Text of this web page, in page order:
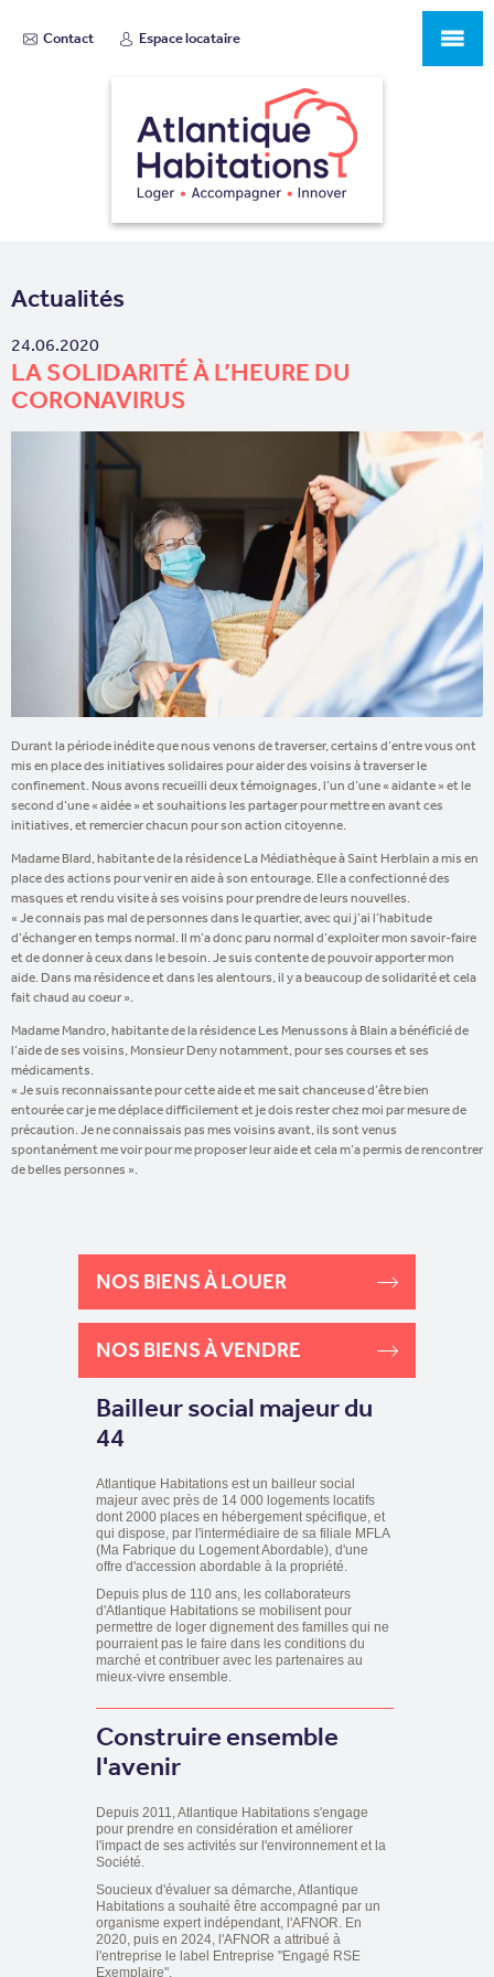
Contact Espace locataire
Actualités
24.06.2020
LA SOLIDARITÉ À L’HEURE DU
CORONAVIRUS
Durant la période inédite que nous venons de traverser, certains d’entre vous ont
mis en place des initiatives solidaires pour aider des voisins à traverser le
confinement. Nous avons recueilli deux témoignages, l’un d’une « aidante » et le
second d’une « aidée » et souhaitions les partager pour mettre en avant ces
initiatives, et remercier chacun pour son action citoyenne.
Madame Blard, habitante de la résidence La Médiathèque à Saint Herblain a mis en
place des actions pour venir en aide à son entourage. Elle a confectionné des
masques et rendu visite à ses voisins pour prendre de leurs nouvelles.
« Je connais pas mal de personnes dans le quartier, avec qui j’ai l’habitude
d’échanger en temps normal. Il m’a donc paru normal d’exploiter mon savoir-faire
et de donner à ceux dans le besoin. Je suis contente de pouvoir apporter mon
aide. Dans ma résidence et dans les alentours, il y a beaucoup de solidarité et cela
fait chaud au coeur ».
Madame Mandro, habitante de la résidence Les Menussons à Blain a bénéficié de
l’aide de ses voisins, Monsieur Deny notamment, pour ses courses et ses
médicaments.
« Je suis reconnaissante pour cette aide et me sait chanceuse d’être bien
entourée car je me déplace difficilement et je dois rester chez moi par mesure de
précaution. Je ne connaissais pas mes voisins avant, ils sont venus
spontanément me voir pour me proposer leur aide et cela m’a permis de rencontrer
de belles personnes ».
NOS BIENS À LOUER
NOS BIENS À VENDRE
Bailleur social majeur du
44
Atlantique Habitations est un bailleur social
majeur avec près de 14 000 logements locatifs
dont 2000 places en hébergement spécifique, et
qui dispose, par l'intermédiaire de sa filiale MFLA
(Ma Fabrique du Logement Abordable), d'une
offre d'accession abordable à la propriété.
Depuis plus de 110 ans, les collaborateurs
d'Atlantique Habitations se mobilisent pour
permettre de loger dignement des familles qui ne
pourraient pas le faire dans les conditions du
marché et contribuer avec les partenaires au
mieux-vivre ensemble.
Construire ensemble
l'avenir
Depuis 2011, Atlantique Habitations s'engage
pour prendre en considération et améliorer
l'impact de ses activités sur l'environnement et la
Société.
Soucieux d'évaluer sa démarche, Atlantique
Habitations a souhaité être accompagné par un
organisme expert indépendant, l'AFNOR. En
2020, puis en 2024, l'AFNOR a attribué à
l'entreprise le label Entreprise "Engagé RSE
Exemplaire".